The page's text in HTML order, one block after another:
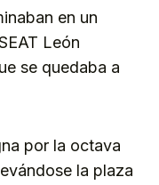
en un
León
se quedaba a
por la octava
la plaza